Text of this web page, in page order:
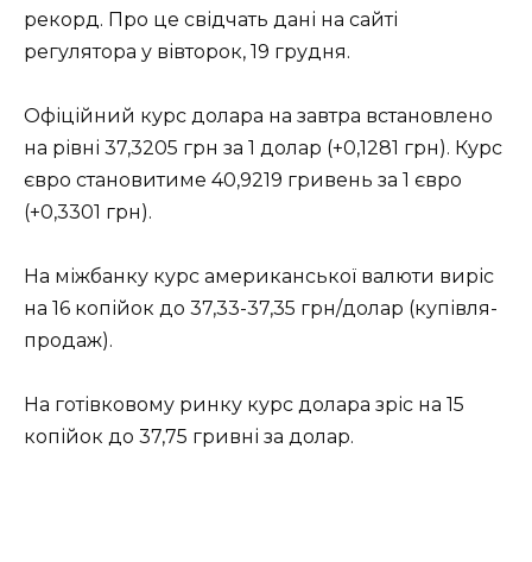
рекорд. Про це свідчать дані на сайті
регулятора у вівторок, 19 грудня.
Офіційний курс долара на завтра встановлено
на рівні 37,3205 грн за 1 долар (+0,1281 грн). Курс
євро становитиме 40,9219 гривень за 1 євро
(+0,3301 грн).
На міжбанку курс американської валюти виріс
на 16 копійок до 37,33-37,35 грн/долар (купівля-
продаж).
На готівковому ринку курс долара зріс на 15
копійок до 37,75 гривні за долар.